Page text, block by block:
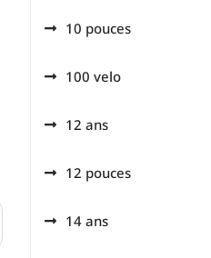
10 pouces
100 velo
12 ans
12 pouces
14 ans